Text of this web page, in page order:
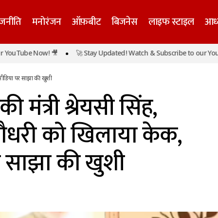
मनोरंजन ऑफ़बीट बिजनेस लाइफ स्टाइल
बिहार की मंत्री श्रेयसी सिंह, मुख्यमंत्री सम्राट चौधरी को
Now! 🎥 🚀 Stay Updated! Watch & Subscribe to our YouTube
पर साझा की खुशी
मंत्री श्रेयसी सिंह,
को खिलाया केक,
साझा की खुशी